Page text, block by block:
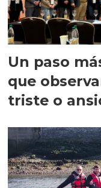
Un paso
que
triste o